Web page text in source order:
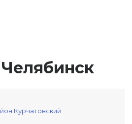
Курчатовский